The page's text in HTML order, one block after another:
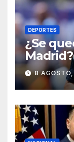
DEPORTES
¿Se
Madrid?
el
8